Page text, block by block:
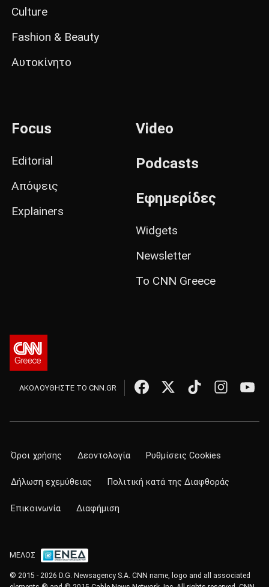
Culture
Fashion & Beauty
Αυτοκίνητο
Focus
Editorial
Απόψεις
Explainers
Video
Podcasts
Εφημερίδες
Widgets
Newsletter
Το CNN Greece
ΑΚΟΛΟΥΘΗΣΤΕ ΤΟ CNN.GR
Όροι χρήσης Δεοντολογία Ρυθμίσεις Cookies
Δήλωση εχεμύθειας Πολιτική κατά της Διαφθοράς
Επικοινωνία Διαφήμιση
ΜΕΛΟΣ
© 2015 - 2026 D.G. Newsagency S.A. CNN name, logo and all associated